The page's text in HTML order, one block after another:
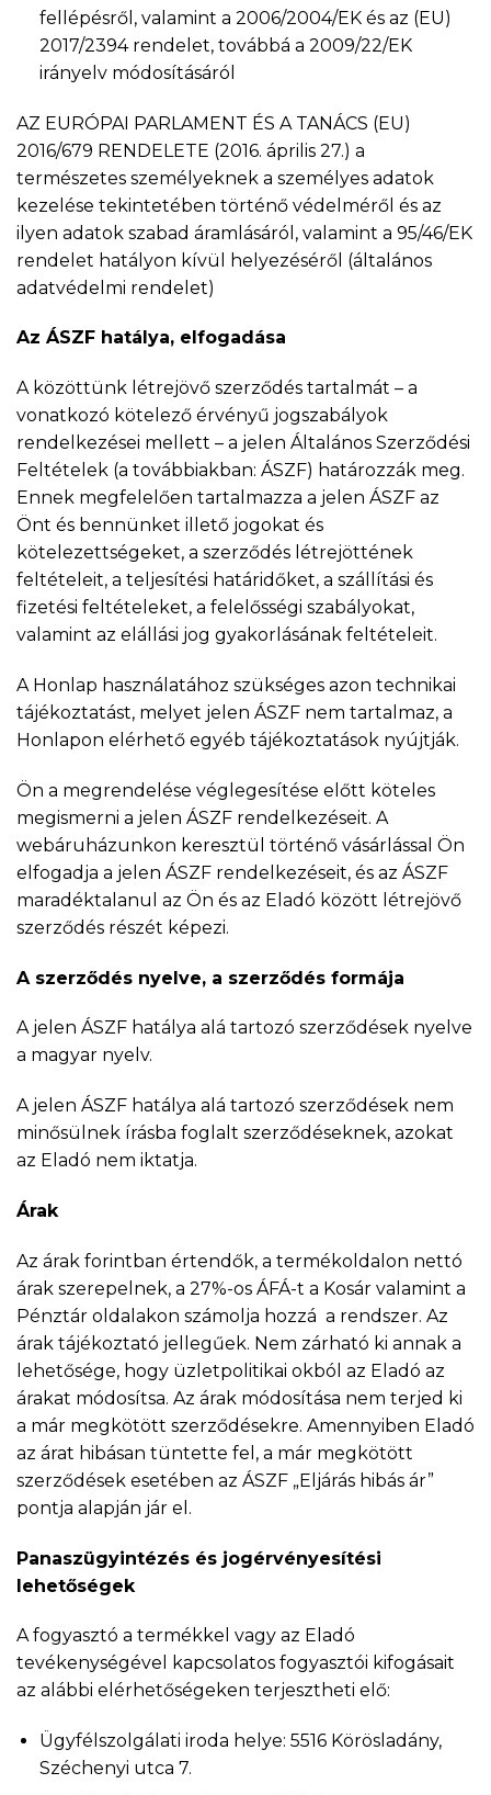
fellépésről, valamint a 2006/2004/EK és az (EU)
2017/2394 rendelet, továbbá a 2009/22/EK
irányelv módosításáról
AZ EURÓPAI PARLAMENT ÉS A TANÁCS (EU)
2016/679 RENDELETE (2016. április 27.) a
természetes személyeknek a személyes adatok
kezelése tekintetében történő védelméről és az
ilyen adatok szabad áramlásáról, valamint a 95/46/EK
rendelet hatályon kívül helyezéséről (általános
adatvédelmi rendelet)
Az ÁSZF hatálya, elfogadása
A közöttünk létrejövő szerződés tartalmát – a
vonatkozó kötelező érvényű jogszabályok
rendelkezései mellett – a jelen Általános Szerződési
Feltételek (a továbbiakban: ÁSZF) határozzák meg.
Ennek megfelelően tartalmazza a jelen ÁSZF az
Önt és bennünket illető jogokat és
kötelezettségeket, a szerződés létrejöttének
feltételeit, a teljesítési határidőket, a szállítási és
fizetési feltételeket, a felelősségi szabályokat,
valamint az elállási jog gyakorlásának feltételeit.
A Honlap használatához szükséges azon technikai
tájékoztatást, melyet jelen ÁSZF nem tartalmaz, a
Honlapon elérhető egyéb tájékoztatások nyújtják.
Ön a megrendelése véglegesítése előtt köteles
megismerni a jelen ÁSZF rendelkezéseit. A
webáruházunkon keresztül történő vásárlással Ön
elfogadja a jelen ÁSZF rendelkezéseit, és az ÁSZF
maradéktalanul az Ön és az Eladó között létrejövő
szerződés részét képezi.
A szerződés nyelve, a szerződés formája
A jelen ÁSZF hatálya alá tartozó szerződések nyelve
a magyar nyelv.
A jelen ÁSZF hatálya alá tartozó szerződések nem
minősülnek írásba foglalt szerződéseknek, azokat
az Eladó nem iktatja.
Árak
Az árak forintban értendők, a termékoldalon nettó
árak szerepelnek, a 27%-os ÁFÁ-t a Kosár valamint a
Pénztár oldalakon számolja hozzá a rendszer. Az
árak tájékoztató jellegűek. Nem zárható ki annak a
lehetősége, hogy üzletpolitikai okból az Eladó az
árakat módosítsa. Az árak módosítása nem terjed ki
a már megkötött szerződésekre. Amennyiben Eladó
az árat hibásan tüntette fel, a már megkötött
szerződések esetében az ÁSZF „Eljárás hibás ár”
pontja alapján jár el.
Panaszügyintézés és jogérvényesítési
lehetőségek
A fogyasztó a termékkel vagy az Eladó
tevékenységével kapcsolatos fogyasztói kifogásait
az alábbi elérhetőségeken terjesztheti elő:
Ügyfélszolgálati iroda helye: 5516 Körösladány,
Széchenyi utca 7.